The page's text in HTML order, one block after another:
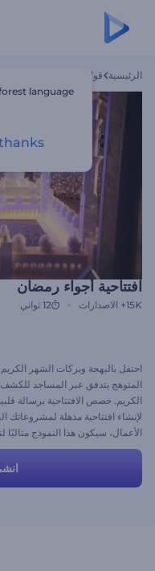
الرئيسية قوالب
افتتاحية أجواء رمضان
15K+ الاصدارات 12 ثواني
احتفل بالبهجة وبركات الشهر
المتوهج يتدفق عبر المساجد
الكريم. خصص الافتتاحية برسالة
لإنشاء افتتاحية مذهلة لمشروعاتك
الأعمال، سيكون هذا النموذج
language